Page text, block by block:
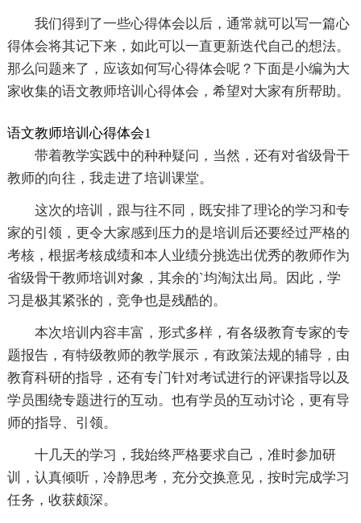
我们得到了一些心得体会以后，通常就可以写一篇心
得体会将其记下来，如此可以一直更新迭代自己的想法。
那么问题来了，应该如何写心得体会呢？下面是小编为大
家收集的语文教师培训心得体会，希望对大家有所帮助。
语文教师培训心得体会1
带着教学实践中的种种疑问，当然，还有对省级骨干
教师的向往，我走进了培训课堂。
这次的培训，跟与往不同，既安排了理论的学习和专
家的引领，更令大家感到压力的是培训后还要经过严格的
考核，根据考核成绩和本人业绩分挑选出优秀的教师作为
省级骨干教师培训对象，其余的`均淘汰出局。因此，学
习是极其紧张的，竞争也是残酷的。
本次培训内容丰富，形式多样，有各级教育专家的专
题报告，有特级教师的教学展示，有政策法规的辅导，由
教育科研的指导，还有专门针对考试进行的评课指导以及
学员围绕专题进行的互动。也有学员的互动讨论，更有导
师的指导、引领。
十几天的学习，我始终严格要求自己，准时参加研
训，认真倾听，冷静思考，充分交换意见，按时完成学习
任务，收获颇深。